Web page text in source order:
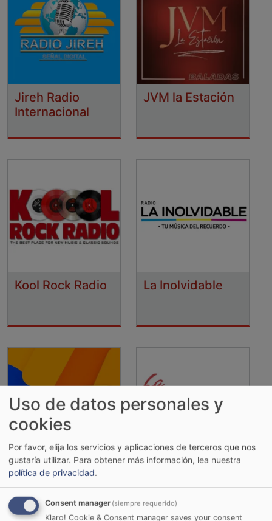
Jireh Radio
Internacional
JVM la Estación
Kool Rock Radio La Inolvidable
La Karibeña
Uso de datos personales y
cookies
Por favor, elija los servicios y aplicaciones de terceros que nos
gustaría utilizar. Para obtener más información, lea nuestra
política de privacidad.
Consent manager (siempre requerido)
Klaro! Cookie & Consent manager saves your consent